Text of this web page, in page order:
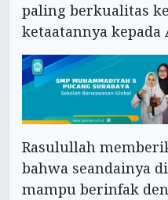
paling berkualitas
ketaatannya kepada
Rasulullah
bahwa seandainya
mampu berinfak